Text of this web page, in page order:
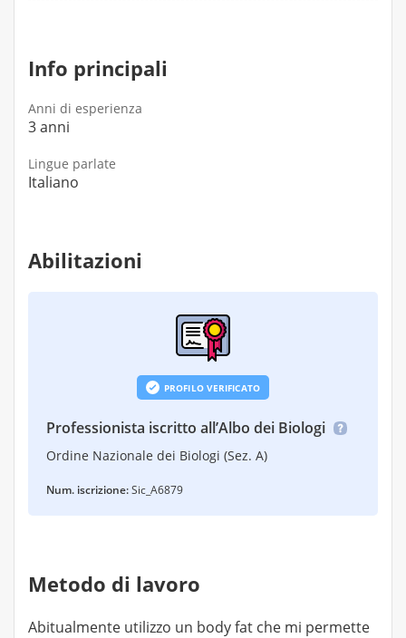
Info principali
Anni di esperienza
3 anni
Lingue parlate
Italiano
Abilitazioni
PROFILO VERIFICATO
Professionista iscritto all’Albo dei Biologi
Ordine Nazionale dei Biologi (Sez. A)
Num. iscrizione:Sic_A6879
Metodo di lavoro
Abitualmente utilizzo un body fat che mi permette